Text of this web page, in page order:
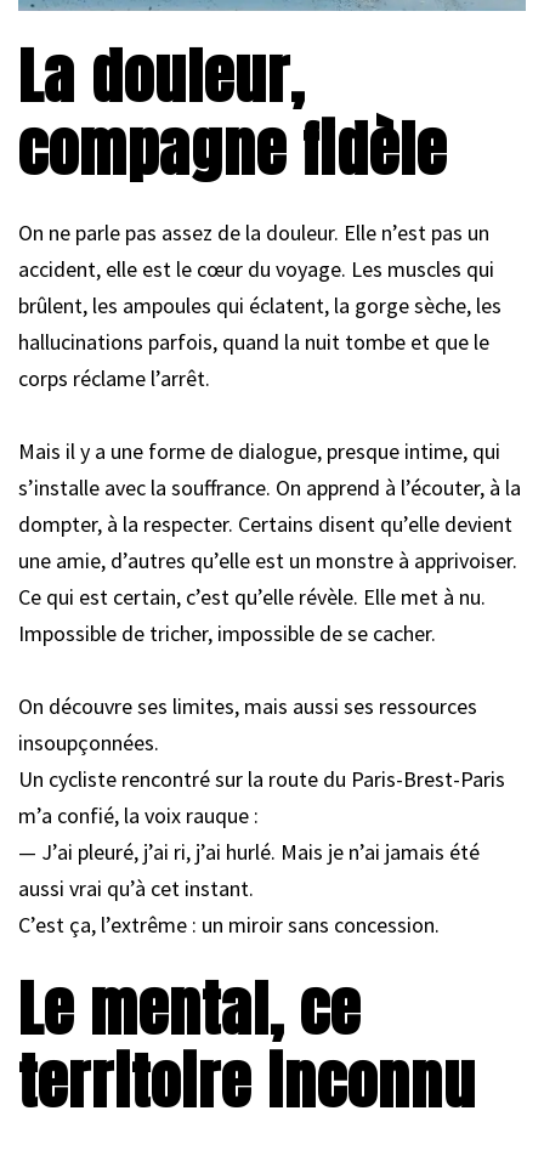
La douleur,
compagne fidèle
On ne parle pas assez de la douleur. Elle n’est pas un
accident, elle est le cœur du voyage. Les muscles qui
brûlent, les ampoules qui éclatent, la gorge sèche, les
hallucinations parfois, quand la nuit tombe et que le
corps réclame l’arrêt.
Mais il y a une forme de dialogue, presque intime, qui
s’installe avec la souffrance. On apprend à l’écouter, à la
dompter, à la respecter. Certains disent qu’elle devient
une amie, d’autres qu’elle est un monstre à apprivoiser.
Ce qui est certain, c’est qu’elle révèle. Elle met à nu.
Impossible de tricher, impossible de se cacher.
On découvre ses limites, mais aussi ses ressources
insoupçonnées.
Un cycliste rencontré sur la route du Paris-Brest-Paris
m’a confié, la voix rauque :
— J’ai pleuré, j’ai ri, j’ai hurlé. Mais je n’ai jamais été
aussi vrai qu’à cet instant.
C’est ça, l’extrême : un miroir sans concession.
Le mental, ce
territoire inconnu